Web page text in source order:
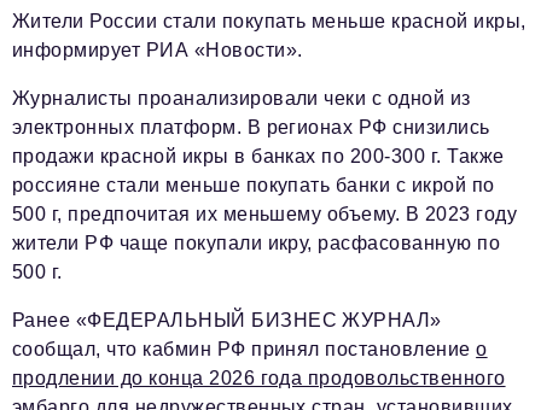
Жители России стали покупать меньше красной икры,
информирует РИА «Новости».
Журналисты проанализировали чеки с одной из
электронных платформ. В регионах РФ снизились
продажи красной икры в банках по 200-300 г. Также
россияне стали меньше покупать банки с икрой по
500 г, предпочитая их меньшему объему. В 2023 году
жители РФ чаще покупали икру, расфасованную по
500 г.
Ранее «ФЕДЕРАЛЬНЫЙ БИЗНЕС ЖУРНАЛ»
сообщал, что кабмин РФ принял постановлениео
продлении до конца 2026 года продовольственного